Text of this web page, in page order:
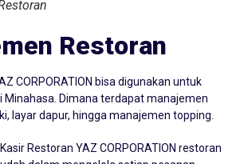
Restoran
Dimana terdapat manajemen
layar dapur, hingga manajemen topping.
dalam mengelola setiap pesanan.